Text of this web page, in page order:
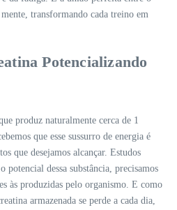
transformando cada treino em
Potencializando
produz naturalmente cerca de 1
que esse sussurro de energia é
que desejamos alcançar. Estudos
dessa substância, precisamos
às produzidas pelo organismo. E como
armazenada se perde a cada dia,